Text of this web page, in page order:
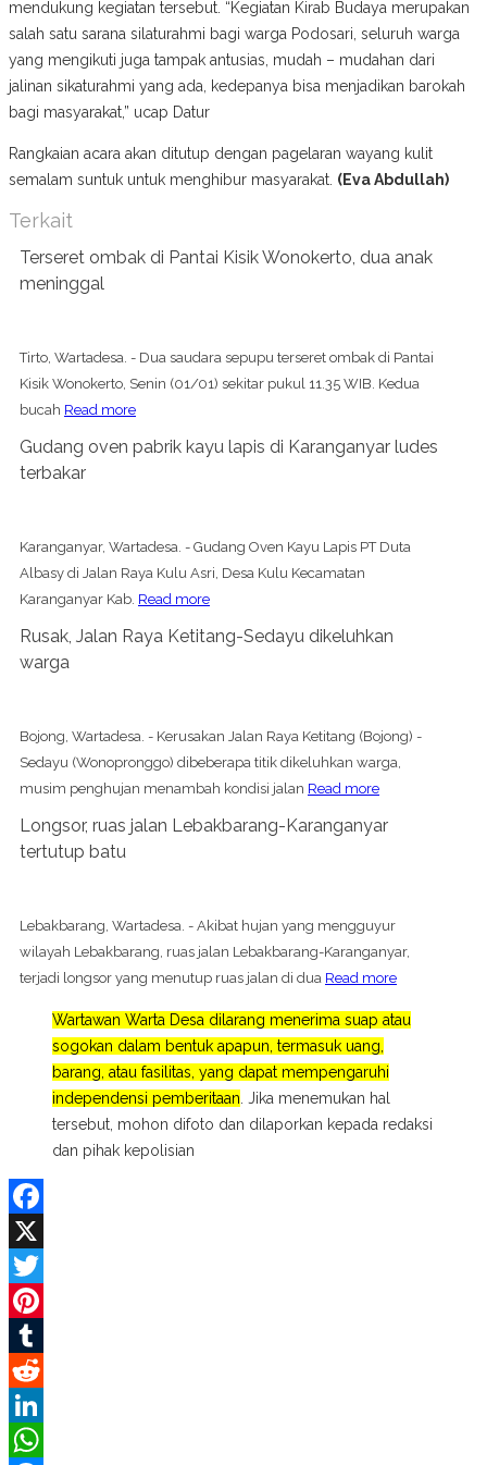
mendukung kegiatan tersebut. “Kegiatan Kirab Budaya merupakan
salah satu sarana silaturahmi bagi warga Podosari, seluruh warga
yang mengikuti juga tampak antusias, mudah – mudahan dari
jalinan sikaturahmi yang ada, kedepanya bisa menjadikan barokah
bagi masyarakat,” ucap Datur
Rangkaian acara akan ditutup dengan pagelaran wayang kulit
semalam suntuk untuk menghibur masyarakat. (Eva Abdullah)
Terkait
Terseret ombak di Pantai Kisik Wonokerto, dua anak
meninggal
Tirto, Wartadesa. - Dua saudara sepupu terseret ombak di Pantai
Kisik Wonokerto, Senin (01/01) sekitar pukul 11.35 WIB. Kedua
bucah Read more
Gudang oven pabrik kayu lapis di Karanganyar ludes
terbakar
Karanganyar, Wartadesa. - Gudang Oven Kayu Lapis PT Duta
Albasy di Jalan Raya Kulu Asri, Desa Kulu Kecamatan
Karanganyar Kab. Read more
Rusak, Jalan Raya Ketitang-Sedayu dikeluhkan
warga
Bojong, Wartadesa. - Kerusakan Jalan Raya Ketitang (Bojong) -
Sedayu (Wonopronggo) dibeberapa titik dikeluhkan warga,
musim penghujan menambah kondisi jalan Read more
Longsor, ruas jalan Lebakbarang-Karanganyar
tertutup batu
Lebakbarang, Wartadesa. - Akibat hujan yang mengguyur
wilayah Lebakbarang, ruas jalan Lebakbarang-Karanganyar,
terjadi longsor yang menutup ruas jalan di dua Read more
Wartawan Warta Desa dilarang menerima suap atau
sogokan dalam bentuk apapun, termasuk uang,
barang, atau fasilitas, yang dapat mempengaruhi
independensi pemberitaan . Jika menemukan hal
tersebut, mohon difoto dan dilaporkan kepada redaksi
dan pihak kepolisian
Facebook
X
Twitter
Pinterest
Tumblr
Reddit
LinkedIn